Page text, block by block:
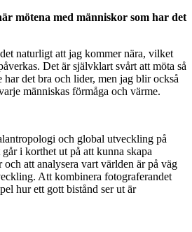
mötena med människor som har det
naturligt att jag kommer nära, vilket
Det är självklart svårt att möta så
har det bra och lider, men jag blir också
människas förmåga och värme.
och global utveckling på
i korthet ut på att kunna skapa
att analysera vart världen är på väg
Att kombinera fotograferandet
hur ett gott bistånd ser ut är